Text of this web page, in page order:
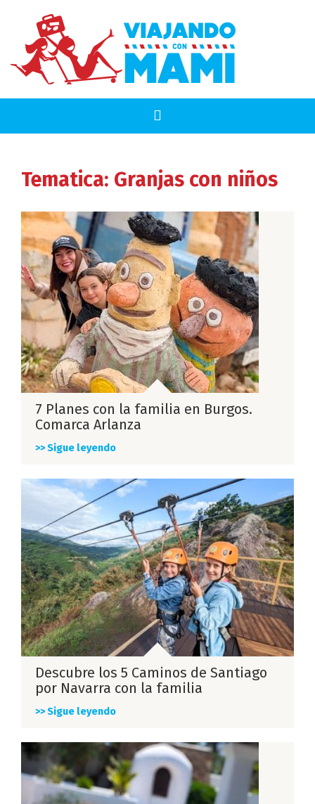
Tematica: Granjas con niños
7 Planes con la familia en Burgos.
Comarca Arlanza
>> Sigue leyendo
Descubre los 5 Caminos de Santiago
por Navarra con la familia
>> Sigue leyendo